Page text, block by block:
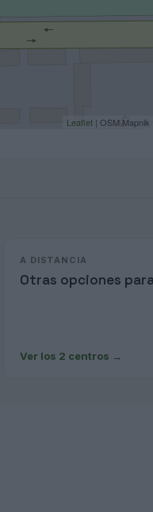
Leaflet| OSM Mapnik
A DISTANCIA
Otras opciones
Ver los 2 centros →